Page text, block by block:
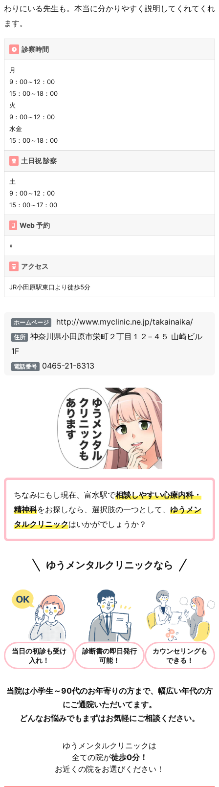
わりにいる先生も。本当に分かりやすく説明してくれてくれ
ます。
診察時間
月
9：00～12：00
15：00～18：00
火
9：00～12：00
水金
15：00～18：00
土日祝 診察
土
9：00～12：00
15：00～17：00
Web 予約
☓
アクセス
JR小田原駅東口より徒歩5分
ホームページ http://www.myclinic.ne.jp/takainaika/
住所 神奈川県小田原市栄町２丁目１２−４５ 山崎ビル
1F
電話番号 0465-21-6313
ちなみにもし現在、富水駅で相談しやすい心療内科・
精神科をお探しなら、選択肢の一つとして、 ゆうメン
タルクリニックはいかがでしょうか？
ゆうメンタルクリニックなら
当日の初診も受け
入れ！
診断書の即日発行
可能！
カウンセリングも
できる！
当院は小学生～90代のお年寄りの方まで、幅広い年代の方
にご通院いただいてます。
どんなお悩みでもまずはお気軽にご相談ください。
ゆうメンタルクリニックは
全ての院が徒歩0分！
お近くの院をお選びください！